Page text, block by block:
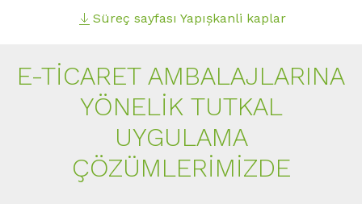
Süreç sayfası Yapıșkanli kaplar
E-TİCARET AMBALAJLARINA
YÖNELİK TUTKAL
UYGULAMA
ÇÖZÜMLERİMİZDE